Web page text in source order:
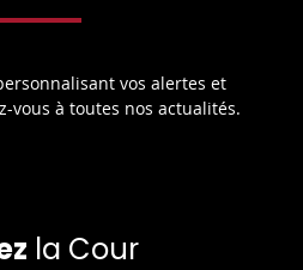
vos alertes et
vous à toutes nos actualités.
la Cour